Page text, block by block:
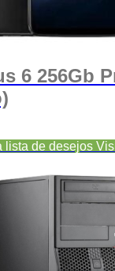
6 256Gb
lista de desejos